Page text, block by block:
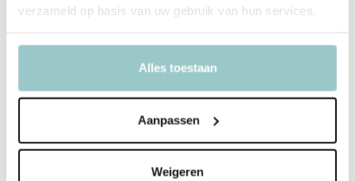
verzameld op basis van uw gebruik van hun services.
Alles toestaan
Aanpassen
Weigeren
7777000101282
Bekijk ook deze must-haves